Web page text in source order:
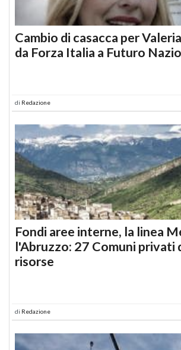
Cambio di casacca per
da Forza Italia a Futuro
di Redazione
Fondi aree interne, la linea
l'Abruzzo: 27 Comuni privati
risorse
di Redazione